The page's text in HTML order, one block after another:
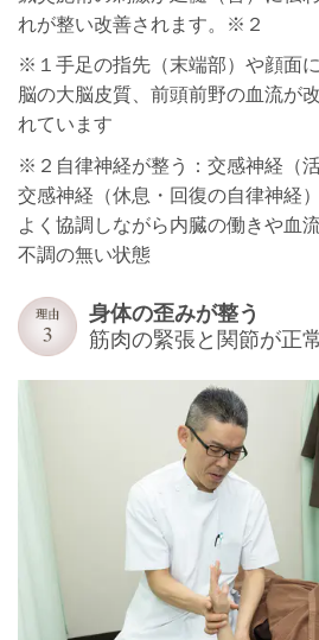
れが整い改善されます。※２
※１手足の指先（末端部）や顔面
脳の大脳皮質、前頭前野の血流が
れています
※２自律神経が整う：交感神経（
交感神経（休息・回復の自律神経
よく協調しながら内臓の働きや血
不調の無い状態
身体の歪みが整う
筋肉の緊張と関節が正